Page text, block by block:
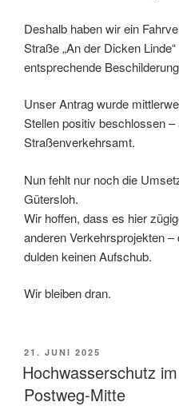
Deshalb haben wir ein
Straße „An der Dicken
entsprechende
Unser Antrag wurde
Stellen positiv beschlossen –
Straßenverkehrsamt.
Nun fehlt nur noch die
Gütersloh.
Wir hoffen, dass es hier
anderen Verkehrsprojekten
dulden keinen Aufschub.
Wir bleiben dran.
VERÖFFENTLICHT
AM
21. JUNI 2025
Hochwasserschutz
Postweg-Mitte